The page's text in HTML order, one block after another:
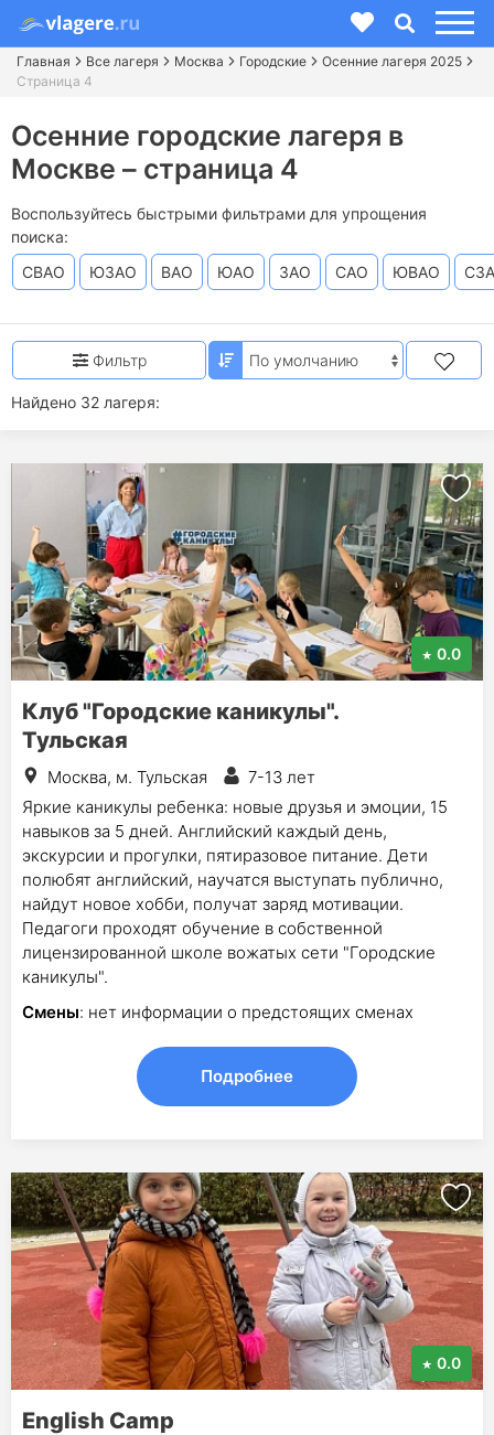
Главная Все лагеря Москва Городские
Осенние лагеря 2025
Страница 4
Осенние городские лагеря в
Москве – страница 4
Воспользуйтесь быстрыми фильтрами для упрощения
поиска:
СВАО
ЮЗАО ВАО ЮАО ЗАО САО ЮВАО
Найдено 32 лагеря:
Фильтр
0.0
Клуб "Городские каникулы".
Тульская
Москва, м. Тульская
7-13 лет
Яркие каникулы ребенка: новые друзья и эмоции, 15
навыков за 5 дней. Английский каждый день,
экскурсии и прогулки, пятиразовое питание. Дети
полюбят английский, научатся выступать публично,
найдут новое хобби, получат заряд мотивации.
Педагоги проходят обучение в собственной
лицензированной школе вожатых сети "Городские
каникулы".
Смены: нет информации о предстоящих сменах
Подробнее
0.0
English Camp